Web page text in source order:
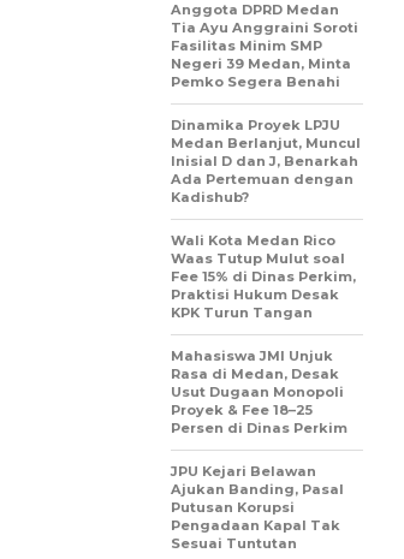
Anggota DPRD Medan
Tia Ayu Anggraini Soroti
Fasilitas Minim SMP
Negeri 39 Medan, Minta
Pemko Segera Benahi
Dinamika Proyek LPJU
Medan Berlanjut, Muncul
Inisial D dan J, Benarkah
Ada Pertemuan dengan
Kadishub?
Wali Kota Medan Rico
Waas Tutup Mulut soal
Fee 15% di Dinas Perkim,
Praktisi Hukum Desak
KPK Turun Tangan
Mahasiswa JMI Unjuk
Rasa di Medan, Desak
Usut Dugaan Monopoli
Proyek & Fee 18–25
Persen di Dinas Perkim
JPU Kejari Belawan
Ajukan Banding, Pasal
Putusan Korupsi
Pengadaan Kapal Tak
Sesuai Tuntutan